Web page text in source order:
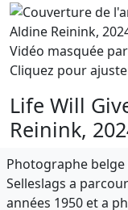
Vidéo masquée
Cliquez pour
Life Will
Reinink,
Photographe belge
Selleslags a
années 1950 et a